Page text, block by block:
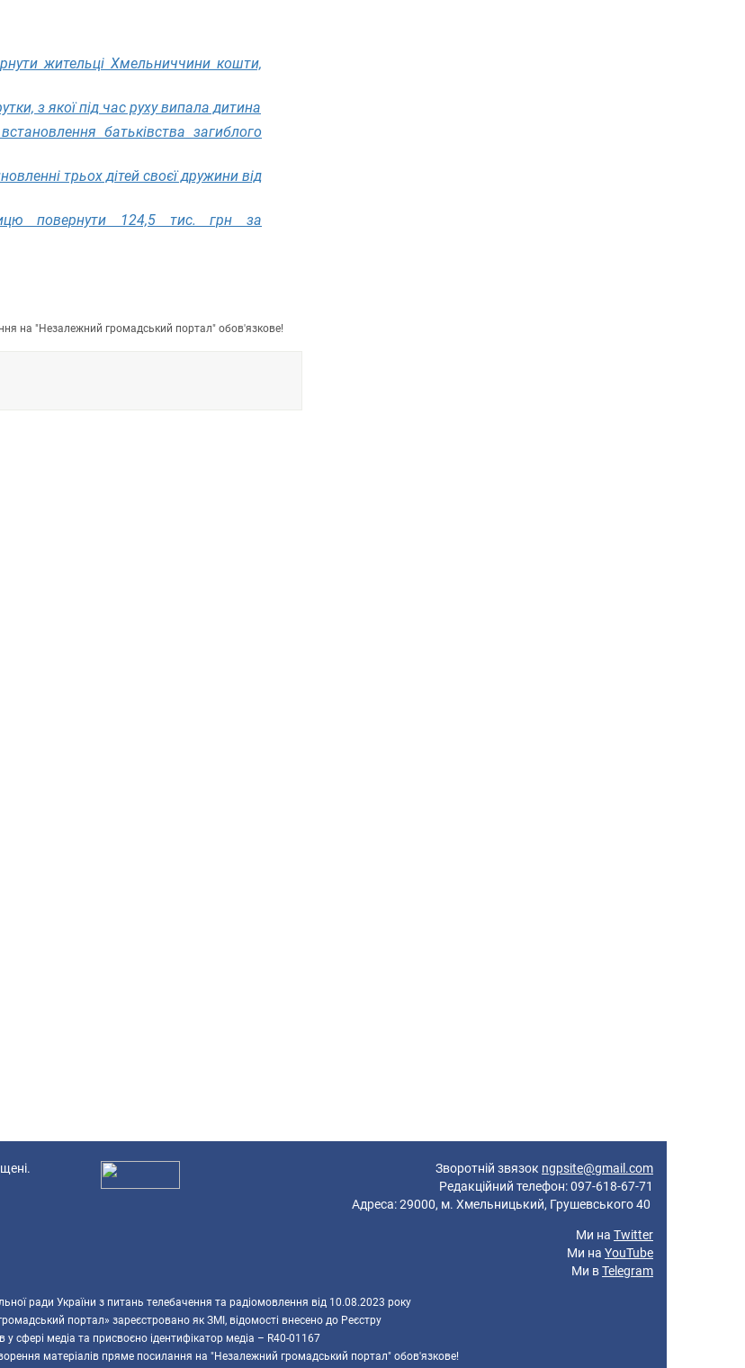
жительці Хмельниччини кошти,
з якої під час руху випала дитина
батьківства загиблого
трьох дітей своєї дружини від
повернути 124,5 тис. грн за
на "Незалежний громадський портал" обов'язкове!
Зворотній звязок ngpsite@gmail.com
Редакційний телефон: 097-618-67-71
Адреса: 29000, м. Хмельницький, Грушевського 40
Ми на Twitter
Ми на YouTube
Ми вTelegram
ради України з питань телебачення та радіомовлення від 10.08.2023 року
портал» зареєстровано як ЗМІ, відомості внесено до Реєстру
у сфері медіа та присвоєно ідентифікатор медіа – R40-01167
матеріалів пряме посилання на "Незалежний громадський портал" обов'язкове!